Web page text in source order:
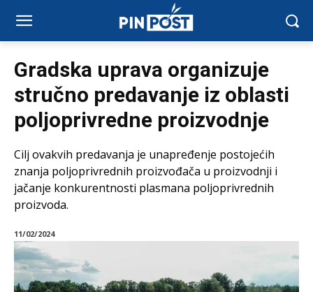
Gradska uprava organizuje
stručno predavanje iz oblasti
poljoprivredne proizvodnje
Cilj ovakvih predavanja je unapređenje postojećih
znanja poljoprivrednih proizvođača u proizvodnji i
jačanje konkurentnosti plasmana poljoprivrednih
proizvoda.
11/02/2024